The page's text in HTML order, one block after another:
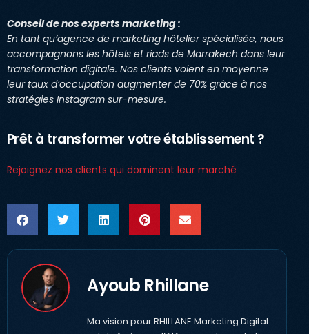
Conseil de nos experts marketing :
En tant qu’agence de marketing hôtelier spécialisée, nous
accompagnons les hôtels et riads de Marrakech dans leur
transformation digitale. Nos clients voient en moyenne
leur taux d’occupation augmenter de 70% grâce à nos
stratégies Instagram sur-mesure.
Prêt à transformer votre établissement ?
Rejoignez nos clients qui dominent leur marché
Ayoub Rhillane
Ma vision pour RHILLANE Marketing Digital